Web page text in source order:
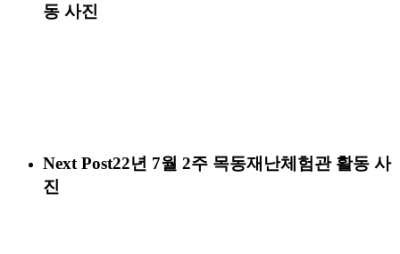
동 사진
Next Post22년 7월 2주 목동재난체험관 활동 사
진